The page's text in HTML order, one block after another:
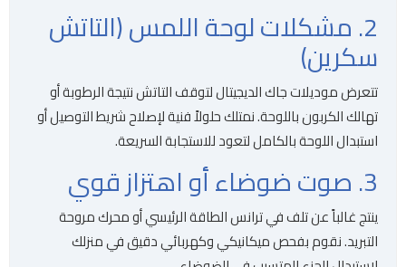
2. مشكلات لوحة اللمس (التاتش
سكرين)
تتعرض موديلات جاك الديجيتال لتوقف التاتش نتيجة الرطوبة أو
تهالك الكربون باللوحة. نمتلك حلولاً فنية لإصلاح شريط التوصيل أو
استبدال اللوحة بالكامل لتعود للاستجابة السريعة.
3. صوت ضوضاء أو اهتزاز قوي
ينتج غالباً عن تلف في ترانس الطاقة الرئيسي أو محرك مروحة
التبريد. نقوم بفحص ميكانيكي وكهربائي دقيق في منزلك